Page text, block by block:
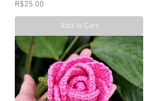
Price
R$25.00
Add to Cart